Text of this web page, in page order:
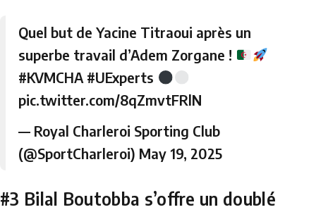
Quel but de Yacine Titraoui après un
superbe travail d’Adem Zorgane !
#KVMCHA #UExperts
pic.twitter.com/8qZmvtFRlN
— Royal Charleroi Sporting Club
(@SportCharleroi) May 19, 2025
#3 Bilal Boutobba s’offre un doublé